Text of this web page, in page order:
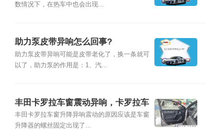
数情况下，在热车中也会出现...
助力泵皮带异响怎么回事?
助力泵皮带异响可能是皮带老化了，换一条就可
以了，助力泵的作用是：1、汽...
丰田卡罗拉车窗震动异响，卡罗拉车
窗升降异响
丰田卡罗拉车窗升降异响震动的原因应该是车窗
升降器的螺丝固定出现了...